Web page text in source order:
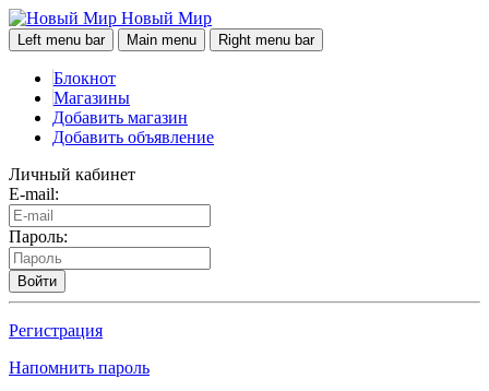
Новый Мир
Left menu bar Main menu Right menu bar
Блокнот
Магазины
Добавить магазин
Добавить объявление
Личный кабинет
E-mail:
Пароль:
Войти
Регистрация
Напомнить пароль